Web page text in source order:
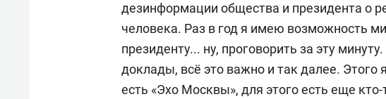
дезинформации общества и президента о
человека. Раз в год я имею возможность
президенту... ну, проговорить за эту
доклады, всё это важно и так далее. Этого
есть «Эхо Москвы», для этого есть еще кто-